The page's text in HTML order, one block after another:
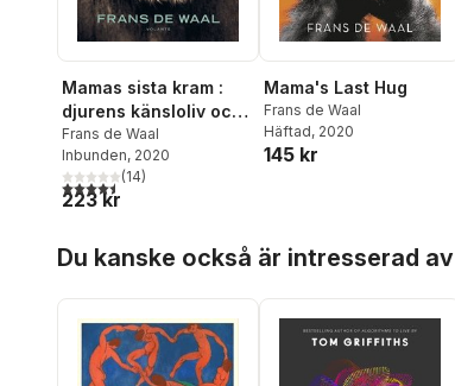
Mamas sista kram :
djurens känsloliv och
vad det kan lära oss
om oss själva
Frans de Waal
Inbunden, 2020
4,5utav 5 stjärnor. Totalt antal röster:
(14)
223 kr
Mama's Last Hug
Frans de Waal
Häftad, 2020
145 kr
Du kanske också är intresserad av